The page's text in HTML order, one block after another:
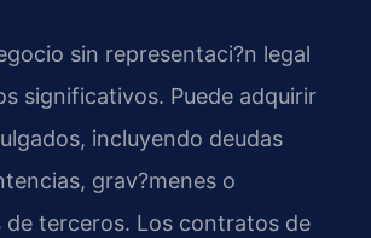
sin representaci?n legal
significativos. Puede adquirir
incluyendo deudas
grav?menes o
de terceros. Los contratos de